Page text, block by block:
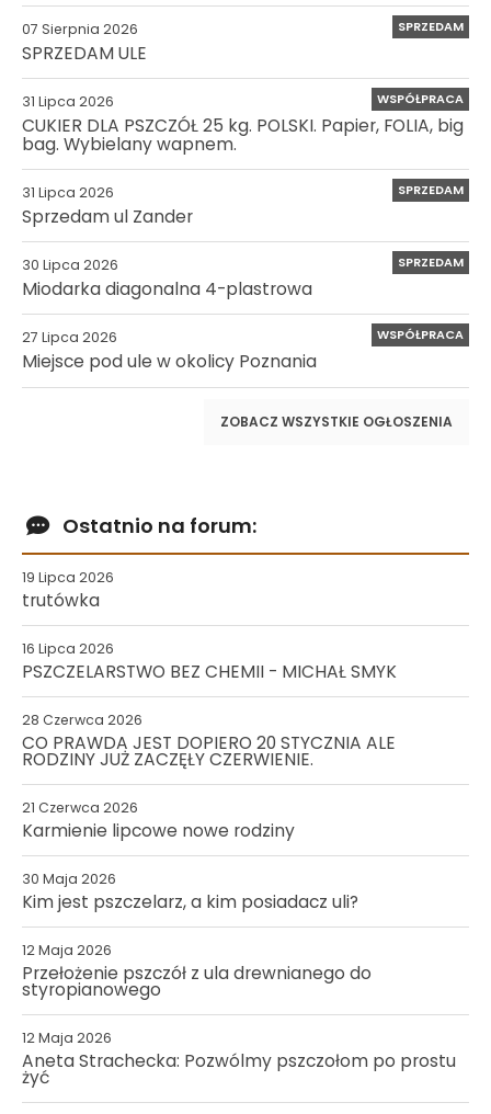
07 Sierpnia 2026 SPRZEDAM
SPRZEDAM ULE
31 Lipca 2026 WSPÓŁPRACA
CUKIER DLA PSZCZÓŁ 25 kg. POLSKI. Papier, FOLIA, big
bag. Wybielany wapnem.
31 Lipca 2026 SPRZEDAM
Sprzedam ul Zander
30 Lipca 2026 SPRZEDAM
Miodarka diagonalna 4-plastrowa
27 Lipca 2026 WSPÓŁPRACA
Miejsce pod ule w okolicy Poznania
ZOBACZ WSZYSTKIE OGŁOSZENIA
Ostatnio na forum:
19 Lipca 2026
trutówka
16 Lipca 2026
PSZCZELARSTWO BEZ CHEMII - MICHAŁ SMYK
28 Czerwca 2026
CO PRAWDA JEST DOPIERO 20 STYCZNIA ALE
RODZINY JUŻ ZACZĘŁY CZERWIENIE.
21 Czerwca 2026
Karmienie lipcowe nowe rodziny
30 Maja 2026
Kim jest pszczelarz, a kim posiadacz uli?
12 Maja 2026
Przełożenie pszczół z ula drewnianego do
styropianowego
12 Maja 2026
Aneta Strachecka: Pozwólmy pszczołom po prostu
żyć